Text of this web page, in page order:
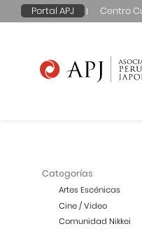
Portal APJ Centro
Categorías
Artes Escénicas
Cine / Video
Comunidad Nikkei